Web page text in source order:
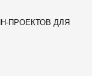
ПРОЕКТОВ ДЛЯ